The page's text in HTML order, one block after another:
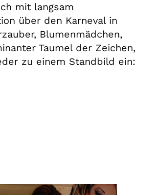
mit langsam
über den Karneval in
Blumenmädchen,
Taumel der Zeichen,
zu einem Standbild ein: